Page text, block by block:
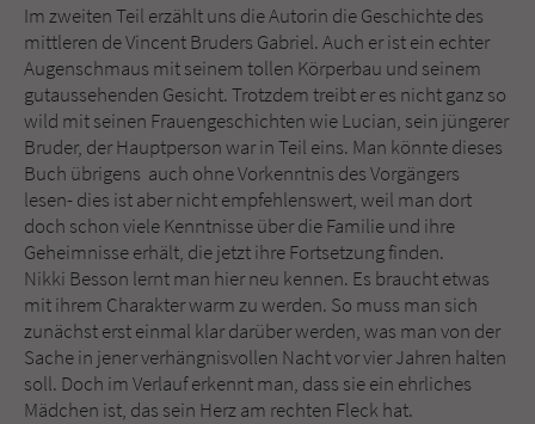
Im zweiten Teil erzählt uns die Autorin die Geschichte des
mittleren de Vincent Bruders Gabriel. Auch er ist ein echter
Augenschmaus mit seinem tollen Körperbau und seinem
gutaussehenden Gesicht. Trotzdem treibt er es nicht ganz so
wild mit seinen Frauengeschichten wie Lucian, sein jüngerer
Bruder, der Hauptperson war in Teil eins. Man könnte dieses
Buch übrigens auch ohne Vorkenntnis des Vorgängers
lesen- dies ist aber nicht empfehlenswert, weil man dort
doch schon viele Kenntnisse über die Familie und ihre
Geheimnisse erhält, die jetzt ihre Fortsetzung finden.
Nikki Besson lernt man hier neu kennen. Es braucht etwas
mit ihrem Charakter warm zu werden. So muss man sich
zunächst erst einmal klar darüber werden, was man von der
Sache in jener verhängnisvollen Nacht vor vier Jahren halten
soll. Doch im Verlauf erkennt man, dass sie ein ehrliches
Mädchen ist, das sein Herz am rechten Fleck hat.